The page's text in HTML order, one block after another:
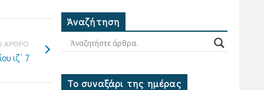
ΑΡΘΡΟ
ιζ΄ 7
Ἀναζήτηση
Το συναξάρι της ημέρας